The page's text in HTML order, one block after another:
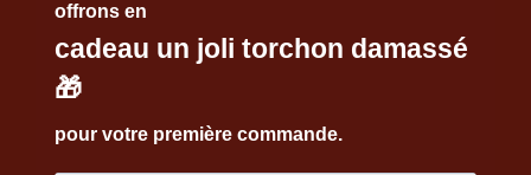
offrons en
cadeau un joli torchon damassé
🎁
pour votre première commande.